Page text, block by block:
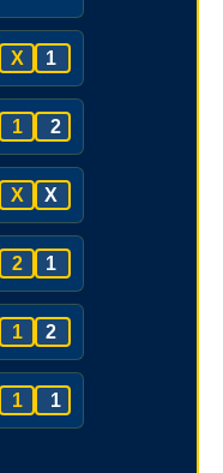
X 1
1 2
X X
2 1
1 2
1 1